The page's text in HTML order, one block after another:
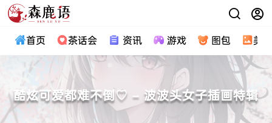
首页 茶话会 资讯 游戏 图包 美
酷炫可爱都难不倒♡ – 波波头女子插画特辑